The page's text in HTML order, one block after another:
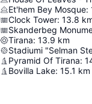
Et'hem Bey Mosque:
Clock Tower: 13.8
Skanderbeg
Tirana: 13.9 km
Stadiumi "Selman
Pyramid Of Tirana:
Bovilla Lake: 15.1 km